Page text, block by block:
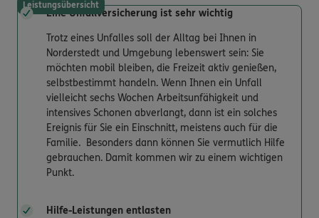
Leistungsübersicht
Eine Unfallversicherung ist sehr wichtig
Trotz eines Unfalles soll der Alltag bei Ihnen in
Norderstedt und Umgebung lebenswert sein: Sie
möchten mobil bleiben, die Freizeit aktiv genießen,
selbstbestimmt handeln. Wenn Ihnen ein Unfall
vielleicht sechs Wochen Arbeitsunfähigkeit und
intensives Schonen abverlangt, dann ist ein solches
Ereignis für Sie ein Einschnitt, meistens auch für die
Familie. Besonders dann können Sie vermutlich Hilfe
gebrauchen. Damit kommen wir zu einem wichtigen
Punkt.
Hilfe-Leistungen entlasten